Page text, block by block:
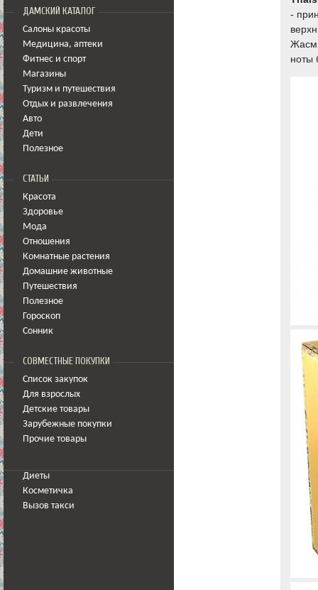
ДАМСКИЙ КАТАЛОГ
Салоны красоты
Медицина, аптеки
Фитнес и спорт
Магазины
Туризм и путешествия
Отдых и развлечения
Авто
Дети
Полезное
СТАТЬИ
Красота
Здоровье
Мода
Отношения
Комнатные растения
Домашние животные
Путешествия
Полезное
Гороскоп
Сонник
СОВМЕСТНЫЕ ПОКУПКИ
Список закупок
Для взрослых
Детские товары
Зарубежные покупки
Прочие товары
Диеты
Косметичка
Вызов такси
-
ноты